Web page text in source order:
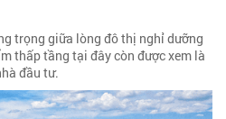
trọng giữa lòng đô thị nghỉ dưỡng
thấp tầng tại đây còn được xem là
đầu tư.